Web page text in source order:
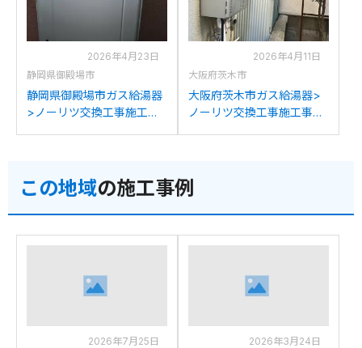
2026年4月23日
静岡県御殿場市
静岡県御殿場市ガス給湯器
>ノーリツ交換工事施工事
2026年4月11日
大阪府茨木市
大阪府茨木市ガス給湯器>
ノーリツ交換工事施工事
換
この地域の施工事例
2026年7月25日
2026年3月24日